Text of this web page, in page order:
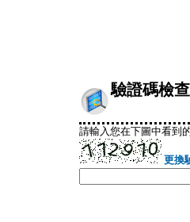
驗證碼檢
請輸入您在下圖中看到
更換